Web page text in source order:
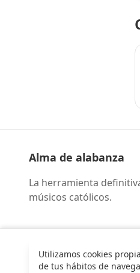
Alma de alabanza
La herramienta
músicos católicos.
Utilizamos cookies
de tus hábitos de